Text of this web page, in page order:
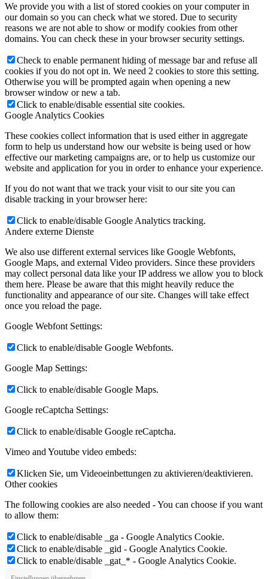
We provide you with a list of stored cookies on your computer in
our domain so you can check what we stored. Due to security
reasons we are not able to show or modify cookies from other
domains. You can check these in your browser security settings.
Check to enable permanent hiding of message bar and refuse all
cookies if you do not opt in. We need 2 cookies to store this setting.
Otherwise you will be prompted again when opening a new
browser window or new a tab.
Click to enable/disable essential site cookies.
Google Analytics Cookies
These cookies collect information that is used either in aggregate
form to help us understand how our website is being used or how
effective our marketing campaigns are, or to help us customize our
website and application for you in order to enhance your experience.
If you do not want that we track your visit to our site you can
disable tracking in your browser here:
Click to enable/disable Google Analytics tracking.
Andere externe Dienste
We also use different external services like Google Webfonts,
Google Maps, and external Video providers. Since these providers
may collect personal data like your IP address we allow you to block
them here. Please be aware that this might heavily reduce the
functionality and appearance of our site. Changes will take effect
once you reload the page.
Google Webfont Settings:
Click to enable/disable Google Webfonts.
Google Map Settings:
Click to enable/disable Google Maps.
Google reCaptcha Settings:
Click to enable/disable Google reCaptcha.
Vimeo and Youtube video embeds:
Klicken Sie, um Videoeinbettungen zu aktivieren/deaktivieren.
Other cookies
The following cookies are also needed - You can choose if you want
to allow them:
Click to enable/disable _ga - Google Analytics Cookie.
Click to enable/disable _gid - Google Analytics Cookie.
Click to enable/disable _gat_* - Google Analytics Cookie.